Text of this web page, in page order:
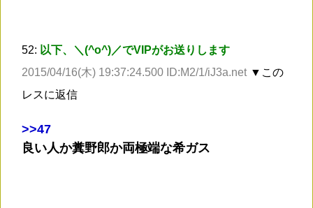
52: 以下、＼(^o^)／でVIPがお送りします
2015/04/16(木) 19:37:24.500 ID:M2/1/iJ3a.net ▼この
レスに返信
>>47
良い人か糞野郎か両極端な希ガス